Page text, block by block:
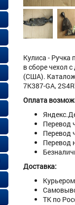
Кулиса - Ручка
в сборе чехол
(США).
7K387-GA,
Оплата
Перевод
Перевод
Перевод
Доставка:
ТК по